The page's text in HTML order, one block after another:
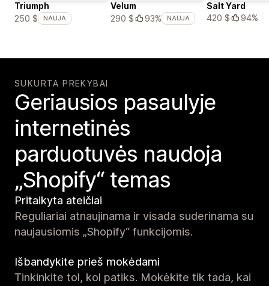
Triumph
250 $
NAUJA
Velum
290 $
93% NAUJA
Salt Yard
420 $
94%
SUKURTA PREKYBAI
Geriausios pasaulyje
internetinės
parduotuvės naudoja
„Shopify“ temas
Pritaikyta ateičiai
Reguliariai atnaujinama ir visada suderinama su
naujausiomis „Shopify“ funkcijomis.
Išbandykite prieš mokėdami
Tinkinkite tol, kol patiks. Mokėkite tik tada, kai